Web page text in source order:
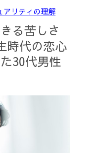
アリティの理解
る苦しさ
時代の恋心
30代男性